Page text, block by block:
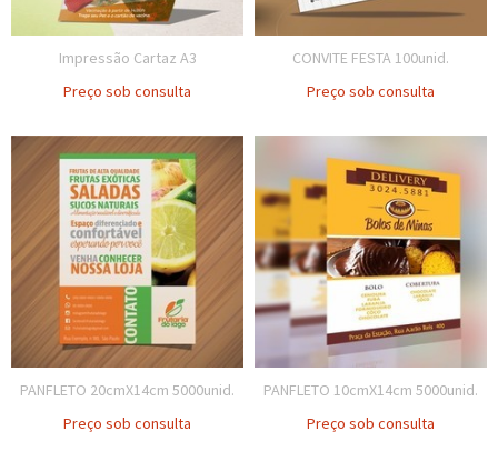
Impressão Cartaz A3
Preço sob consulta
CONVITE FESTA 100unid.
Preço sob consulta
PANFLETO 20cmX14cm 5000unid.
Preço sob consulta
PANFLETO 10cmX14cm 5000unid.
Preço sob consulta